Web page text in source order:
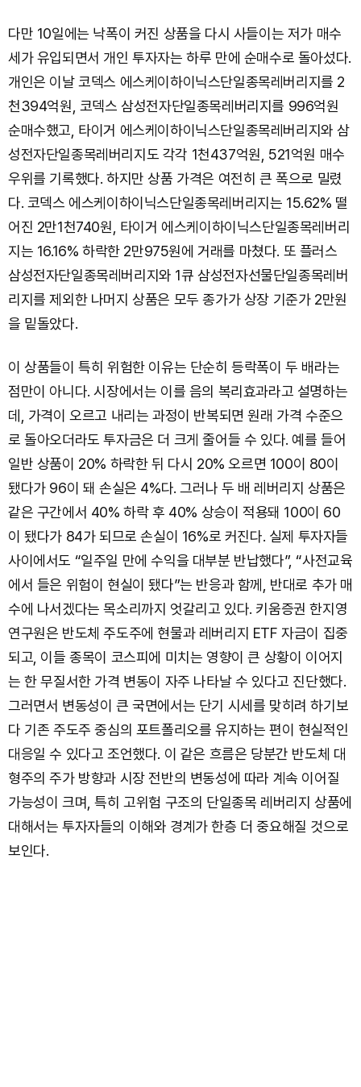
다만 10일에는 낙폭이 커진 상품을 다시 사들이는 저가 매수
세가 유입되면서 개인 투자자는 하루 만에 순매수로 돌아섰다.
개인은 이날 코덱스 에스케이하이닉스단일종목레버리지를 2
천394억원, 코덱스 삼성전자단일종목레버리지를 996억원
순매수했고, 타이거 에스케이하이닉스단일종목레버리지와 삼
성전자단일종목레버리지도 각각 1천437억원, 521억원 매수
우위를 기록했다. 하지만 상품 가격은 여전히 큰 폭으로 밀렸
다. 코덱스 에스케이하이닉스단일종목레버리지는 15.62% 떨
어진 2만1천740원, 타이거 에스케이하이닉스단일종목레버리
지는 16.16% 하락한 2만975원에 거래를 마쳤다. 또 플러스
삼성전자단일종목레버리지와 1큐 삼성전자선물단일종목레버
리지를 제외한 나머지 상품은 모두 종가가 상장 기준가 2만원
을 밑돌았다.
이 상품들이 특히 위험한 이유는 단순히 등락폭이 두 배라는
점만이 아니다. 시장에서는 이를 음의 복리효과라고 설명하는
데, 가격이 오르고 내리는 과정이 반복되면 원래 가격 수준으
로 돌아오더라도 투자금은 더 크게 줄어들 수 있다. 예를 들어
일반 상품이 20% 하락한 뒤 다시 20% 오르면 100이 80이
됐다가 96이 돼 손실은 4%다. 그러나 두 배 레버리지 상품은
같은 구간에서 40% 하락 후 40% 상승이 적용돼 100이 60
이 됐다가 84가 되므로 손실이 16%로 커진다. 실제 투자자들
사이에서도 “일주일 만에 수익을 대부분 반납했다”, “사전교육
에서 들은 위험이 현실이 됐다”는 반응과 함께, 반대로 추가 매
수에 나서겠다는 목소리까지 엇갈리고 있다. 키움증권 한지영
연구원은 반도체 주도주에 현물과 레버리지 ETF 자금이 집중
되고, 이들 종목이 코스피에 미치는 영향이 큰 상황이 이어지
는 한 무질서한 가격 변동이 자주 나타날 수 있다고 진단했다.
그러면서 변동성이 큰 국면에서는 단기 시세를 맞히려 하기보
다 기존 주도주 중심의 포트폴리오를 유지하는 편이 현실적인
대응일 수 있다고 조언했다. 이 같은 흐름은 당분간 반도체 대
형주의 주가 방향과 시장 전반의 변동성에 따라 계속 이어질
가능성이 크며, 특히 고위험 구조의 단일종목 레버리지 상품에
대해서는 투자자들의 이해와 경계가 한층 더 중요해질 것으로
보인다.